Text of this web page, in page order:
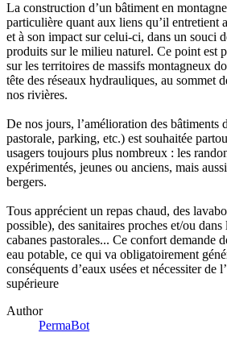
La construction d’un bâtiment en
particulière quant aux liens qu’il entretient
et à son impact sur celui-ci, dans un souci
produits sur le milieu naturel. Ce point est
sur les territoires de massifs montagneux
tête des réseaux hydrauliques, au sommet
nos rivières.
De nos jours, l’amélioration des bâtiments
pastorale, parking, etc.) est souhaitée
usagers toujours plus nombreux : les
expérimentés, jeunes ou anciens, mais
bergers.
Tous apprécient un repas chaud, des
possible), des sanitaires proches et/ou dans
cabanes pastorales... Ce confort demande
eau potable, ce qui va obligatoirement
conséquents d’eaux usées et nécessiter de
supérieure
Author
PermaBot